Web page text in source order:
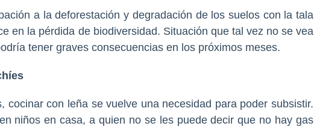
a la deforestación y degradación de los suelos con la tala
en la pérdida de biodiversidad. Situación que tal vez no se vea
tener graves consecuencias en los próximos meses.
cocinar con leña se vuelve una necesidad para poder subsistir.
niños en casa, a quien no se les puede decir que no hay gas